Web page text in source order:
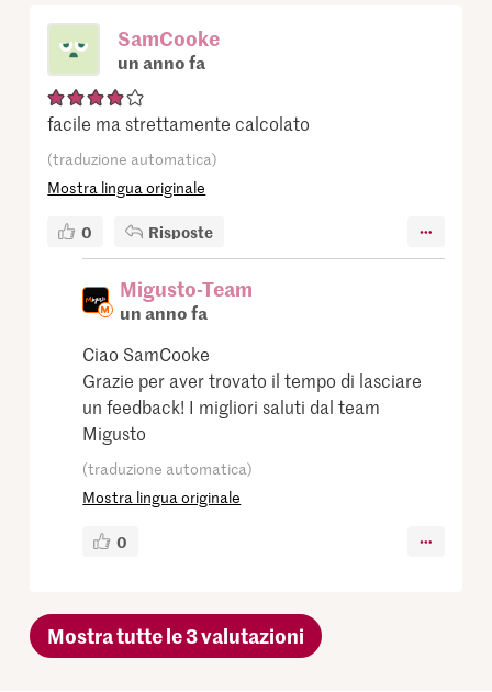
SamCooke
un anno fa
facile ma strettamente calcolato
(traduzione automatica)
Mostra lingua originale
0 Risposte
Migusto-Team
un anno fa
Ciao SamCooke
Grazie per aver trovato il tempo di lasciare
un feedback! I migliori saluti dal team
Migusto
(traduzione automatica)
Mostra lingua originale
0
Mostra tutte le 3 valutazioni